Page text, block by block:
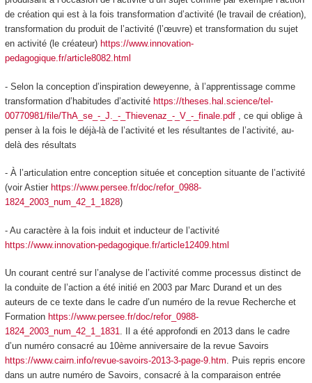
de créationqui est à la fois transformation d’activité (le travail de création),
transformation du produit de l’activité (l’œuvre) et transformation du sujet
en activité (le créateur) https://www.innovation-
pedagogique.fr/article8082.html
- Selon la conception d’inspiration deweyenne, à l’apprentissagecomme
transformation d’habitudes d’activité https://theses.hal.science/tel-
00770981/file/ThA_se_-_J._-_Thievenaz_-_V_-_finale.pdf, ce qui oblige à
penser à la fois le déjà-là de l’activité et les résultantes de l’activité, au-
delà des résultats
- À l’articulation entre conception située et conception situante de l’activité
(voir Astier https://www.persee.fr/doc/refor_0988-
1824_2003_num_42_1_1828)
- Au caractère à la fois induit et inducteur de l’activité
https://www.innovation-pedagogique.fr/article12409.html
Un courant centré sur l’analyse de l’activitécomme processus distinct de
la conduite de l’action a été initié en 2003 par Marc Durand et un des
auteurs de ce texte dans le cadre d’un numéro de la revue Recherche et
Formation https://www.persee.fr/doc/refor_0988-
1824_2003_num_42_1_1831. Il a été approfondi en 2013 dans le cadre
d’un numéro consacré au 10ème anniversaire de la revue Savoirs
https://www.cairn.info/revue-savoirs-2013-3-page-9.htm. Puis repris encore
dans un autre numéro de Savoirs, consacré à la comparaison entrée